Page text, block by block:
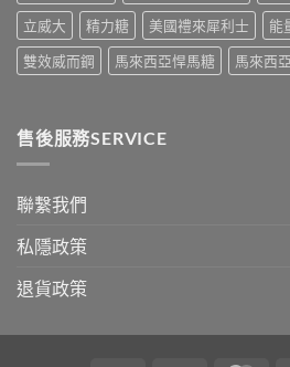
立威大
精力糖 美國禮來犀利士 能
雙效威而鋼
馬來西亞悍馬糖 馬來西
售後服務SERVICE
聯繫我們
私隱政策
退貨政策